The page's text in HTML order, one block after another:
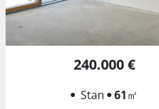
240.000 €
Stan 61㎡